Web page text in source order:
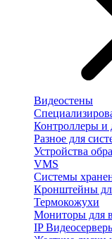
Видеостены
Контроллеры и
Разное для
Устройства
VMS
Системы
Кронштейны
Термокожухи
Мониторы для
IP